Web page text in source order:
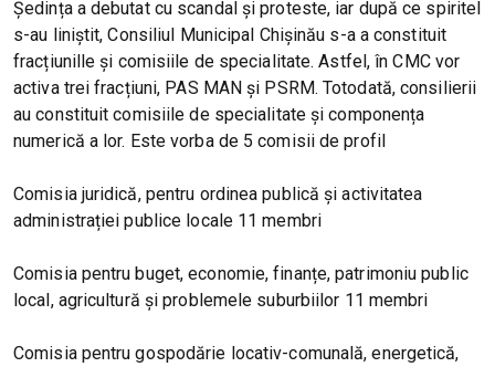
Ședința a debutat cu scandal și proteste, iar după ce spiritel
s-au liniștit, Consiliul Municipal Chișinău s-a a constituit
fracțiunille și comisiile de specialitate. Astfel, în CMC vor
activa trei fracțiuni, PAS MAN și PSRM. Totodată, consilierii
au constituit comisiile de specialitate și componența
numerică a lor. Este vorba de 5 comisii de profil
Comisia juridică, pentru ordinea publică și activitatea
administrației publice locale 11 membri
Comisia pentru buget, economie, finanțe, patrimoniu public
local, agricultură și problemele suburbiilor 11 membri
Comisia pentru gospodărie locativ-comunală, energetică,